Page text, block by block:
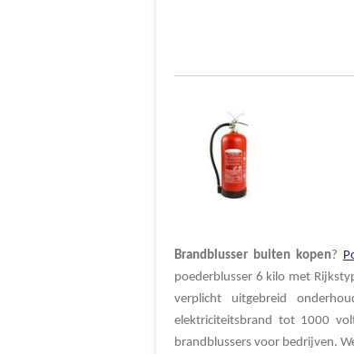
Brandblusser buiten kopen?
poederblusser 6 kilo met
verplicht uitgebreid
elektriciteitsbrand tot 1000
brandblussers voor bedrijven.